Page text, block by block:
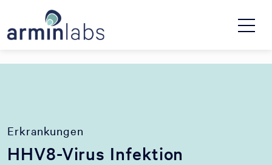
Erkrankungen
HHV8-Virus Infektion